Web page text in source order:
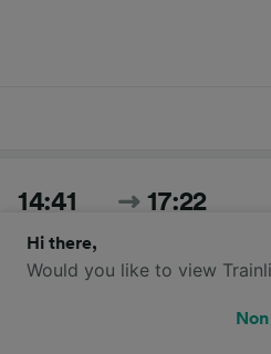
14:41 17:22
Hi there,
Would you like to view
Non